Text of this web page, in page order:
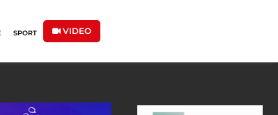
SPORT VIDEO